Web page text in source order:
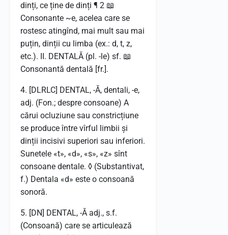
dinți, ce ține de dinți ¶ 2 📖
Consonante ~e, acelea care se
rostesc atingînd, mai mult sau mai
puțin, dinții cu limba (ex.: d, t, z,
etc.). II. DENTALĂ (pl. -le) sf. 📖
Consonantă dentală [fr.].
4. [DLRLC] DENTAL, -Ă, dentali, -e,
adj. (Fon.; despre consoane) A
cărui ocluziune sau constricțiune
se produce între vîrful limbii și
dinții incisivi superiori sau inferiori.
Sunetele «t», «d», «s», «z» sînt
consoane dentale. ◊ (Substantivat,
f.) Dentala «d» este o consoană
sonoră.
5. [DN] DENTAL, -Ă adj., s.f.
(Consoană) care se articulează